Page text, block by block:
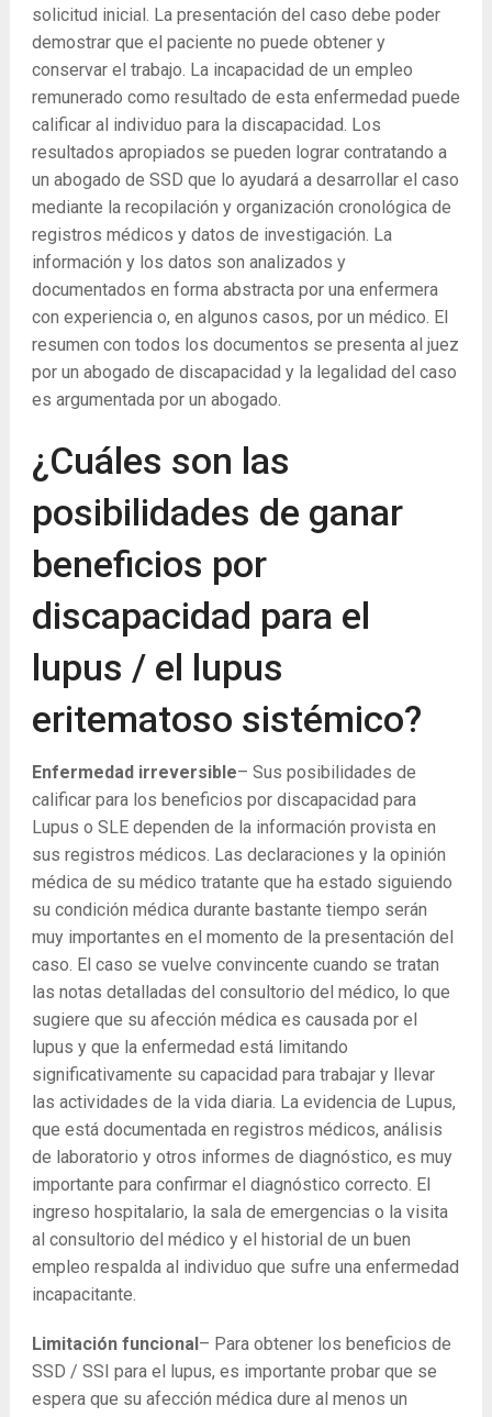
solicitud inicial. La presentación del caso debe poder
demostrar que el paciente no puede obtener y
conservar el trabajo. La incapacidad de un empleo
remunerado como resultado de esta enfermedad puede
calificar al individuo para la discapacidad. Los
resultados apropiados se pueden lograr contratando a
un abogado de SSD que lo ayudará a desarrollar el caso
mediante la recopilación y organización cronológica de
registros médicos y datos de investigación. La
información y los datos son analizados y
documentados en forma abstracta por una enfermera
con experiencia o, en algunos casos, por un médico. El
resumen con todos los documentos se presenta al juez
por un abogado de discapacidad y la legalidad del caso
es argumentada por un abogado.
¿Cuáles son las
posibilidades de ganar
beneficios por
discapacidad para el
lupus / el lupus
eritematoso sistémico?
Enfermedad irreversible– Sus posibilidades de
calificar para los beneficios por discapacidad para
Lupus o SLE dependen de la información provista en
sus registros médicos. Las declaraciones y la opinión
médica de su médico tratante que ha estado siguiendo
su condición médica durante bastante tiempo serán
muy importantes en el momento de la presentación del
caso. El caso se vuelve convincente cuando se tratan
las notas detalladas del consultorio del médico, lo que
sugiere que su afección médica es causada por el
lupus y que la enfermedad está limitando
significativamente su capacidad para trabajar y llevar
las actividades de la vida diaria. La evidencia de Lupus,
que está documentada en registros médicos, análisis
de laboratorio y otros informes de diagnóstico, es muy
importante para confirmar el diagnóstico correcto. El
ingreso hospitalario, la sala de emergencias o la visita
al consultorio del médico y el historial de un buen
empleo respalda al individuo que sufre una enfermedad
incapacitante.
Limitación funcional – Para obtener los beneficios de
SSD / SSI para el lupus, es importante probar que se
espera que su afección médica dure al menos un